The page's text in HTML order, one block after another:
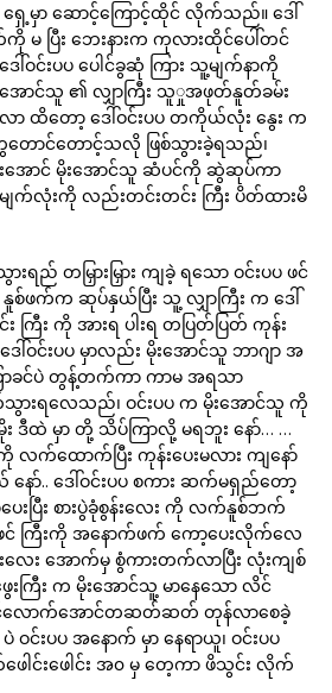
ရှေ့မှာ ဆောင့်ကြောင့်ထိုင် လိုက်သည်။ ဒေါ်
မ ပြီး ဘေးနားက ကုလားထိုင်ပေါ်တင်
ဝင်းပပ ပေါင်ခွဆုံ ကြား သူ့မျက်နာကို
ောင်သူ ၏ လျှာကြီး သူှုအဖုတ်နူတ်ခမ်း
ထိတော့ ဒေါ်ဝင်းပပ တကိုယ်လုံး နွေး က
ေတောင်တောင့်သလို ဖြစ်သွားခဲ့ရသည်၊
ာင် မိုးအောင်သူ ဆံပင်ကို ဆွဲဆုပ်ကာ
ျက်လုံးကို လည်းတင်းတင်း ကြီး ပိတ်ထားမိ
ည် တမြှားမြှား ကျခဲ့ ရသော ဝင်းပပ ဖင်
နူစ်ဖက်က ဆုပ်နှယ်ပြီး သူ့ လျှာကြီး က ဒေါ်
း ကြီး ကို အားရ ပါးရ တပြတ်ပြတ် ကုန်း
ဝင်းပပ မှာလည်း မိုးအောင်သူ ဘာဂျာ အ
ြာခင်ပဲ တွန့်တက်ကာ ကာမ အရသာ
ရလေသည်၊ ဝင်းပပ က မိုးအောင်သူ ကို
ဒီထဲ မှာ တို့ သိပ်ကြာလို့ မရဘူး နော်… …
လက်ထောက်ပြီး ကုန်းပေးမလား ကျနော်
ာ်.. ဒေါ်ဝင်းပပ စကား ဆက်မရှည်တော့
ေးပြီး စားပွဲခုံစွန်းလေး ကို လက်နူစ်ဘက်
င် ကြီးကို အနောက်ဖက် ကော့ပေးလိုက်လေ
လေး အောက်မှ စွံကားတက်လာပြီး လုံးကျစ်
းကြီး က မိုးအောင်သူ့ မာနေသော လိင်
နိူင်လောက်အောင်တဆတ်ဆတ် တုန်လာစေခဲ့
ဝင်းပပ အနောက် မှာ နေရာယူ၊ ဝင်းပပ
ဖေါင်းဖေါင်း အ၀ မှ တေ့ကာ ဖိသွင်း လိုက်